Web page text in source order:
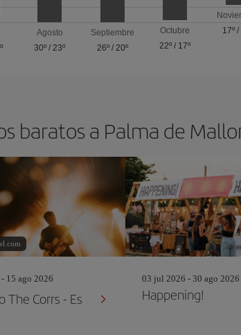
Agosto
30º /23º
Septiembre
26º/ 20º
Octubre
22º / 17º
17º/
baratos a Palma de
15 ago 2026
The Corrs - Es
03 jul 2026 - 30 ago 2026
Happening!